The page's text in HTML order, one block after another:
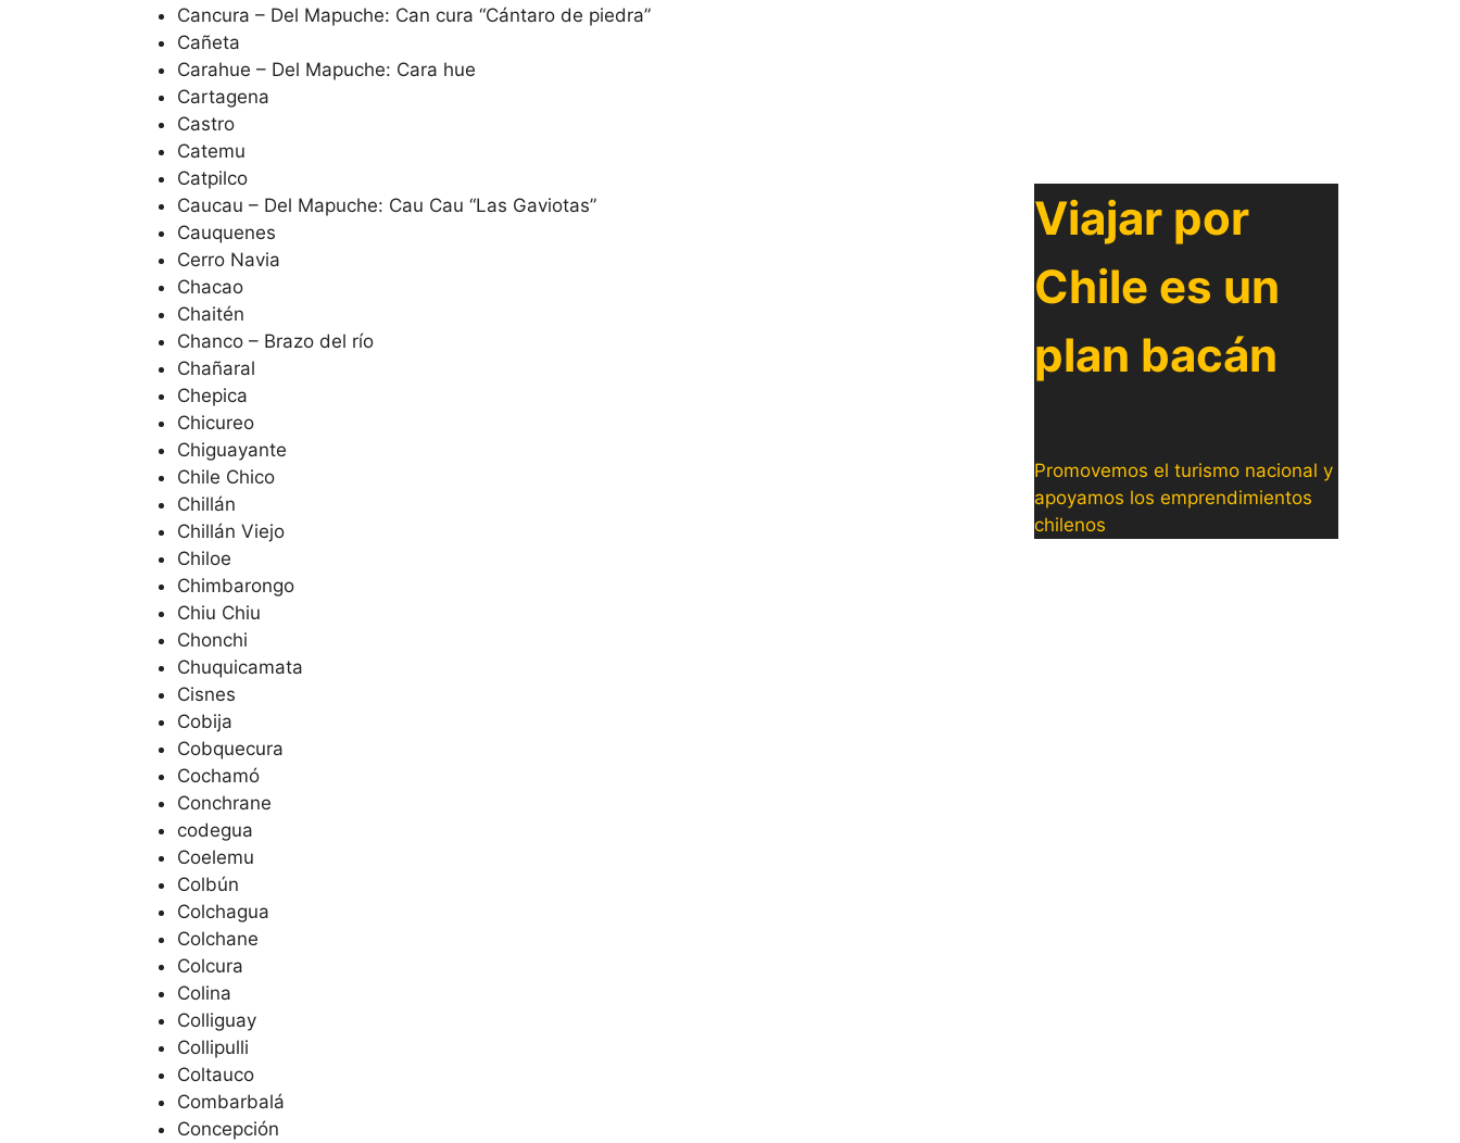
Cancura – Del Mapuche: Can cura “Cántaro de piedra”
Cañeta
Carahue – Del Mapuche: Cara hue
Cartagena
Castro
Catemu
Catpilco
Caucau – Del Mapuche: Cau Cau “Las Gaviotas”
Cauquenes
Cerro Navia
Chacao
Chaitén
Chanco – Brazo del río
Chañaral
Chepica
Chicureo
Chiguayante
Chile Chico
Chillán
Chillán Viejo
Chiloe
Chimbarongo
Chiu Chiu
Chonchi
Chuquicamata
Cisnes
Cobija
Cobquecura
Cochamó
Conchrane
codegua
Coelemu
Colbún
Colchagua
Colchane
Colcura
Colina
Colliguay
Collipulli
Coltauco
Combarbalá
Concepción
Viajar por
Chile es un
plan bacán
Promovemos el turismo nacional y
apoyamos los emprendimientos
chilenos